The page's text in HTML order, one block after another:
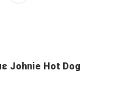
Johnie Hot Dog